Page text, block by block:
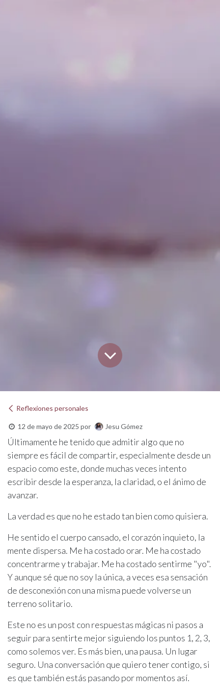
Reflexiones personales
12 de mayo de 2025 por Jesu Gómez
Últimamente he tenido que admitir algo que no
siempre es fácil de compartir, especialmente desde un
espacio como este, donde muchas veces intento
escribir desde la esperanza, la claridad, o el ánimo de
avanzar.
La verdad es que no he estado tan bien como quisiera.
He sentido el cuerpo cansado, el corazón inquieto, la
mente dispersa. Me ha costado orar. Me ha costado
concentrarme y trabajar. Me ha costado sentirme "yo".
Y aunque sé que no soy la única, a veces esa sensación
de desconexión con una misma puede volverse un
terreno solitario.
Este no es un post con respuestas mágicas ni pasos a
seguir para sentirte mejor siguiendo los puntos 1, 2, 3,
como solemos ver. Es más bien, una pausa. Un lugar
seguro. Una conversación que quiero tener contigo, si
es que también estás pasando por momentos así.